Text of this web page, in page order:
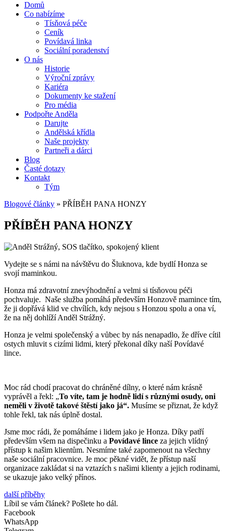
Domů
Co nabízíme
Tísňová péče
Ceník
Povídavá linka
Sociální poradenství
O nás
Historie
Výroční zprávy
Kariéra
Dokumenty ke stažení
Pro média
Podpořte Anděla
Darujte
Andělská křídla
Naše projekty
Partneři a dárci
Blog
Časté dotazy
Kontakt
Tým
Blogové články » PŘÍBĚH PANA HONZY
PŘÍBĚH PANA HONZY
Vydejte se s námi na návštěvu do Šluknova, kde bydlí Honza se
svojí maminkou.
Honza má zdravotní znevýhodnění a velmi si tísňovou péči
pochvaluje. Naše služba pomáhá především Honzově mamince tím,
že ji dopřává klid ve chvílích, kdy nejsou s Honzou spolu a ona ví,
že na něj dohlíží Anděl Strážný.
Honza je velmi společenský a vůbec by nás nenapadlo, že dříve cítil
ostych mluvit s cizími lidmi, který překonal díky naší Povídavé
lince.
Moc rád chodí pracovat do chráněné dílny, o které nám krásně
vyprávěl a řekl: „To víte, tam je hodně lidí s různými osudy, oni
neměli v životě takové štěstí jako já“. Musíme se přiznat, že když
tohle řekl, tak nás úplně dostal.
Jsme moc rádi, že pomáháme i lidem jako je Honza. Díky patří
především všem na dispečinku a Povídavé lince za jejich vlídný
přístup k našim klientům. Nesmíme také zapomenout na všechny
naše sociální pracovnice. Je moc pěkné vidět, že přístup naší
organizace zakládat si na vztazích s našimi klienty a jejich rodinami,
se ukazuje jako velký přínos.
další příběhy
Líbil se vám článek? Pošlete ho dál.
Facebook
WhatsApp